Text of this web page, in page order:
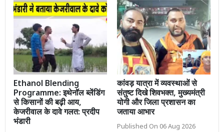
Ethanol Blending
Programme: इथेनॉल ब्लेंडिंग
से किसानों की बढ़ी आय,
केजरीवाल के दावे गलत: प्रदीप
भंडारी
कांवड़ यात्रा में व्यवस्थाओं से
संतुष्ट दिखे शिवभक्त, मुख्यमंत्री
योगी और जिला प्रशासन का
जताया आभार
Published On 06 Aug 2026